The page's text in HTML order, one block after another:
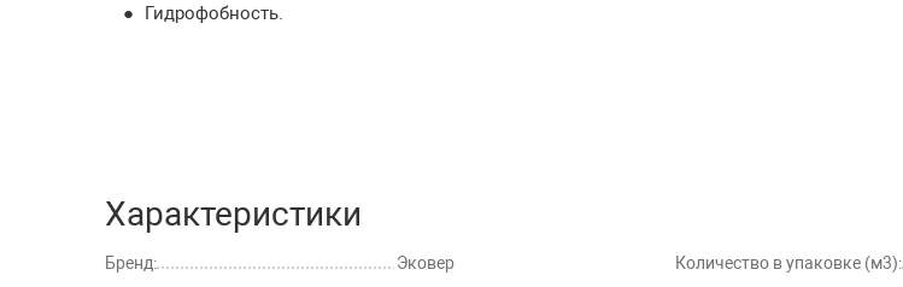
Гидрофобность.
Характеристики
Бренд:
Эковер
Количество в упаковке (м3):